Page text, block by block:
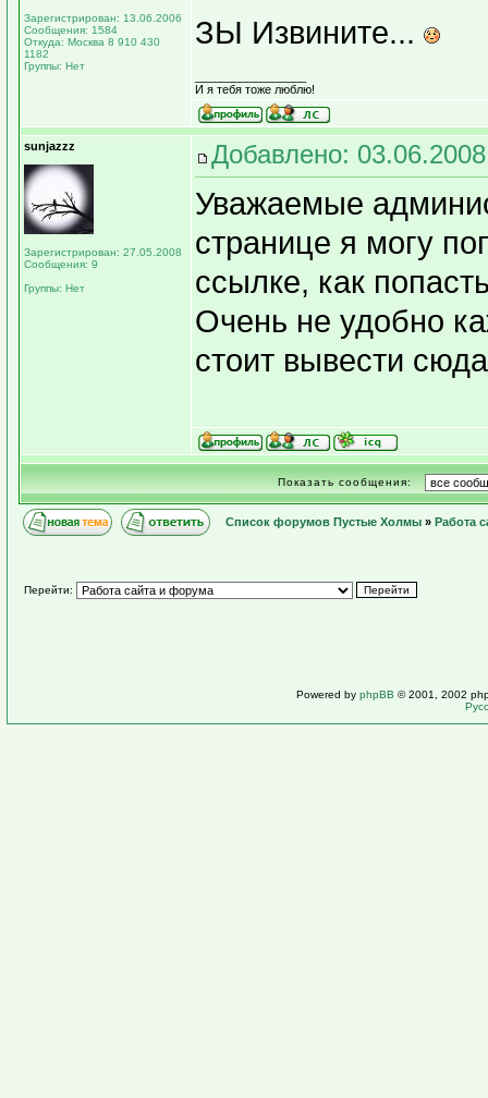
Зарегистрирован: 13.06.2006
Сообщения: 1584
Откуда: Москва 8 910 430
1182
Группы: Нет
ЗЫ Извините...
И я тебя тоже люблю!
sunjazzz
Зарегистрирован: 27.05.2008
Сообщения: 9
Группы: Нет
Добавлено:
Уважаемые
странице я могу
ссылке, как
Очень не удобно
стоит вывести
Показать сообщения:
Список форумов Пустые Холмы » Работа
Перейти:
Powered by phpBB © 2001, 2002